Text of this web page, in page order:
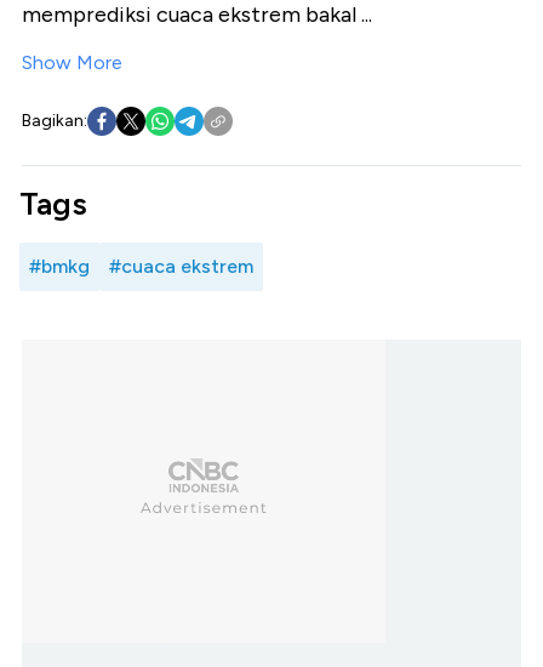
memprediksi cuaca ekstrem bakal ...
Show More
Bagikan:
Tags
#bmkg #cuaca ekstrem